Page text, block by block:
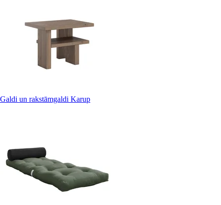
Galdi un rakstāmgaldi Karup